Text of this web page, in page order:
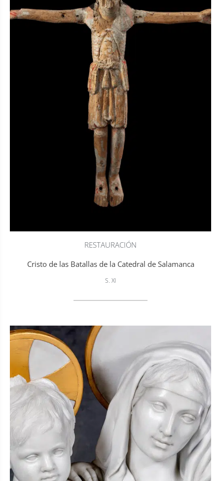
RESTAURACIÓN
Cristo de las Batallas de la Catedral de Salamanca
S. XI